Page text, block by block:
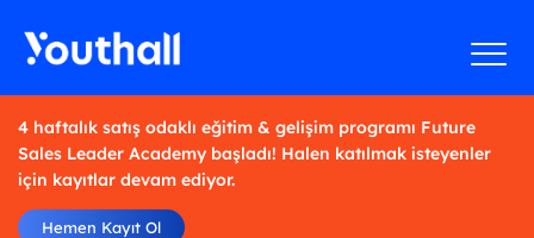
4 haftalık satış odaklı eğitim & gelişim programı Future
Sales Leader Academy başladı! Halen katılmak isteyenler
için kayıtlar devam ediyor.
Hemen Kayıt Ol